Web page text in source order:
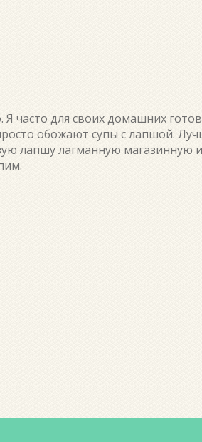
для своих домашних
обожают супы с лапшой.
лапшу лагманную